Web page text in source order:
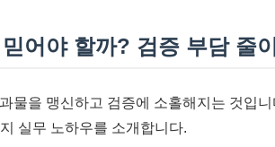
어야 할까? 검증 부담 줄
물을 맹신하고 검증에 소홀해지는 것입
실무 노하우를 소개합니다.